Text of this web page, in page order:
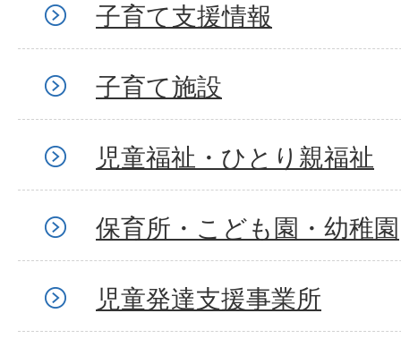
子育て支援情報
子育て施設
児童福祉・ひとり親福祉
保育所・こども園・幼稚園
児童発達支援事業所